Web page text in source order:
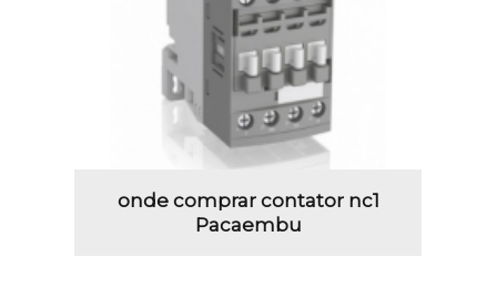
onde comprar contator nc1
Pacaembu